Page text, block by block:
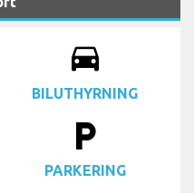
drive_eta
BILUTHYRNING
local_parking
PARKERING